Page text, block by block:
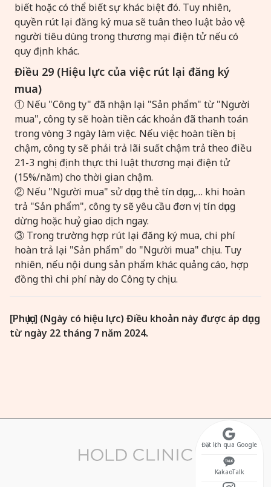
Đặt lịch qua Google
KakaoTalk
biết hoặc có thể biết sự khác biệt đó. Tuy nhiên,
quyền rút lại đăng ký mua sẽ tuân theo luật bảo vệ
người tiêu dùng trong thương mại điện tử nếu có
quy định khác.
Điều 29 (Hiệu lực của việc rút lại đăng ký
mua)
① Nếu "Công ty" đã nhận lại "Sản phẩm" từ "Người
mua", công ty sẽ hoàn tiền các khoản đã thanh toán
trong vòng 3 ngày làm việc. Nếu việc hoàn tiền bị
chậm, công ty sẽ phải trả lãi suất chậm trả theo điều
21-3 nghị định thực thi luật thương mại điện tử
(15%/năm) cho thời gian chậm.
② Nếu "Người mua" sử dụng thẻ tín dụng,… khi hoàn
trả "Sản phẩm", công ty sẽ yêu cầu đơn vị tín dụng
dừng hoặc huỷ giao dịch ngay.
③ Trong trường hợp rút lại đăng ký mua, chi phí
hoàn trả lại "Sản phẩm" do "Người mua" chịu. Tuy
nhiên, nếu nội dung sản phẩm khác quảng cáo, hợp
đồng thì chi phí này do Công ty chịu.
[Phụ lục] (Ngày có hiệu lực) Điều khoản này được áp dụng
từ ngày 22 tháng 7 năm 2024.